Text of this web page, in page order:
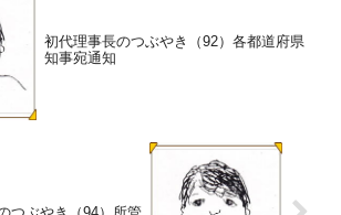
初代理事長のつぶやき（92）各都道府県
知事宛通知